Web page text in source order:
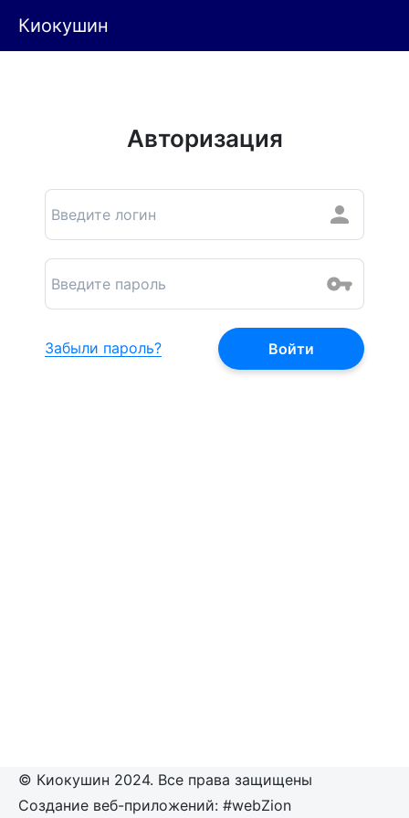
Киокушин
Авторизация
Забыли пароль?
© Киокушин 2024. Все права защищены
Создание веб-приложений: #webZion